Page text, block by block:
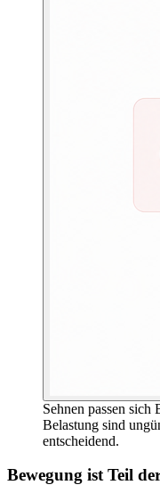
Sehnen passen
Belastung sind
entscheidend.
Bewegung ist Teil